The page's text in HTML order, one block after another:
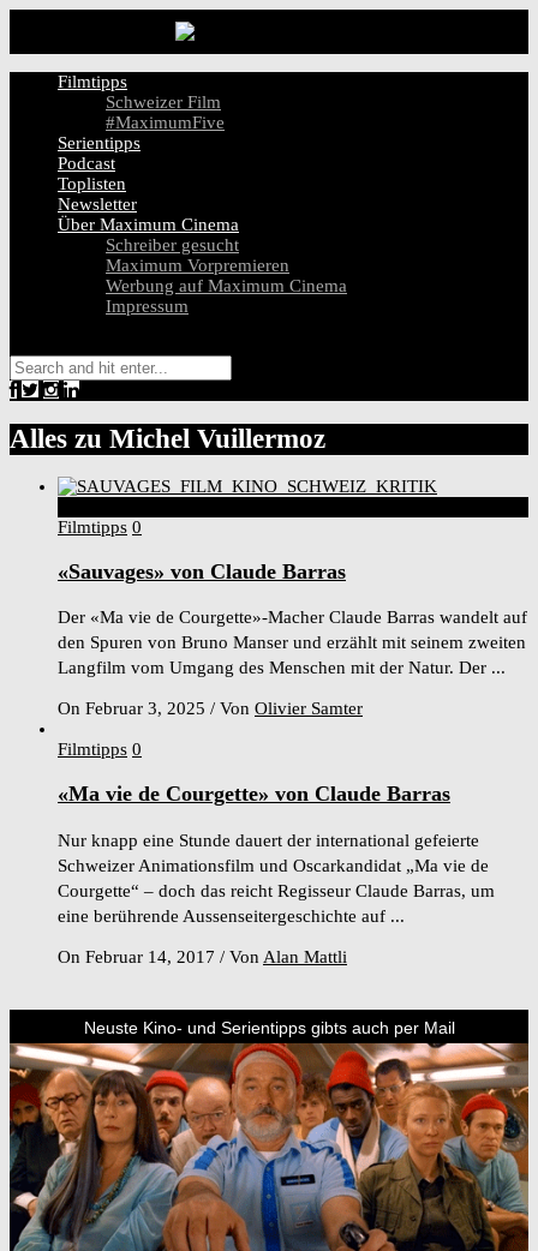
Filmtipps
Schweizer Film
#MaximumFive
Serientipps
Podcast
Toplisten
Newsletter
Über Maximum Cinema
Schreiber gesucht
Maximum Vorpremieren
Werbung auf Maximum Cinema
Impressum
Alles zu Michel Vuillermoz
Filmtipps 0
«Sauvages» von Claude Barras
Der «Ma vie de Courgette»-Macher Claude Barras wandelt auf
den Spuren von Bruno Manser und erzählt mit seinem zweiten
Langfilm vom Umgang des Menschen mit der Natur. Der ...
On Februar 3, 2025 / Von Olivier Samter
Filmtipps 0
«Ma vie de Courgette» von Claude Barras
Nur knapp eine Stunde dauert der international gefeierte
Schweizer Animationsfilm und Oscarkandidat „Ma vie de
Courgette“ – doch das reicht Regisseur Claude Barras, um
eine berührende Aussenseitergeschichte auf ...
On Februar 14, 2017 / Von Alan Mattli